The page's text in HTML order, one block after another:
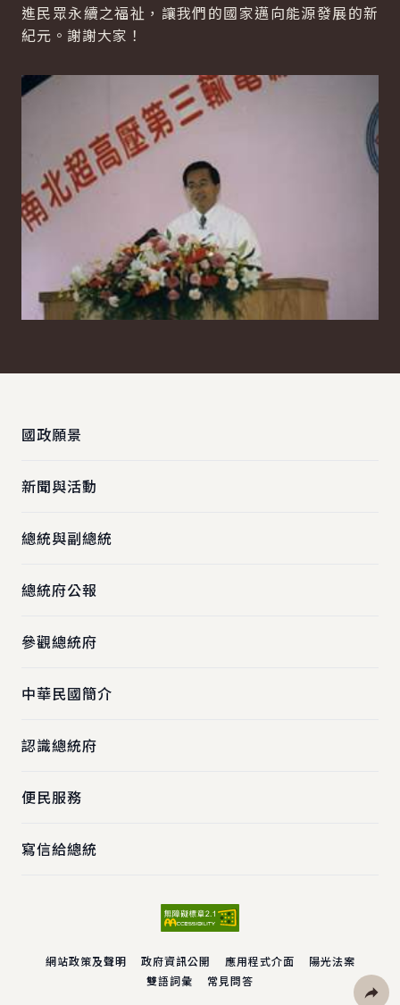
進民眾永續之福祉，讓我們的國家邁向能源發展的新
紀元。謝謝大家！
國政願景
新聞與活動
總統與副總統
總統府公報
參觀總統府
中華民國簡介
認識總統府
便民服務
寫信給總統
網站政策及聲明 政府資訊公開 應用程式介面
陽光法案
雙語詞彙
常見問答